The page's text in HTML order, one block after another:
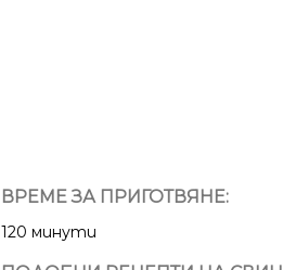
ВРЕМЕ ЗА ПРИГОТВЯНЕ:
120 минути